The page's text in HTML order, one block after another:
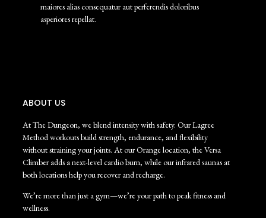
maiores alias consequatur aut perferendis doloribus
asperiores repellat.
ABOUT US
At The Dungeon, we blend intensity with safety. Our Lagree
Method workouts build strength, endurance, and flexibility
without straining your joints. At our Orange location, the Versa
Climber adds a next-level cardio burn, while our infrared saunas at
both locations help you recover and recharge.
We’re more than just a gym—we’re your path to peak fitness and
wellness.